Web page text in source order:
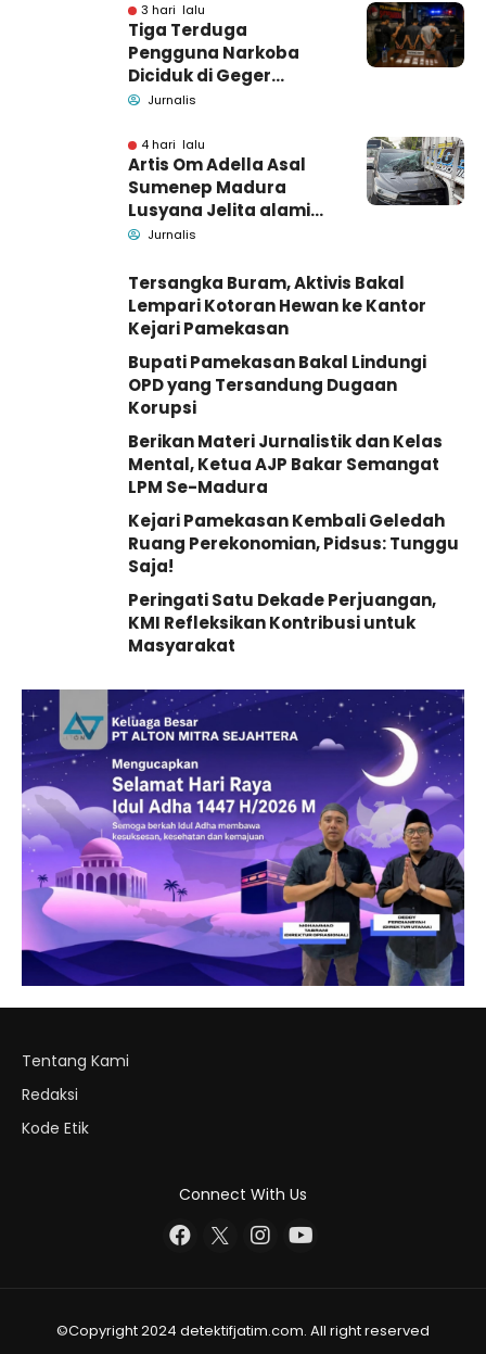
3 hari lalu
Tiga Terduga
Pengguna Narkoba
Diciduk di Geger
Bangkalan, Polisi Masih
Barang Bukti
Jurnalis
4 hari lalu
Artis Om Adella Asal
Sumenep Madura
Lusyana Jelita alami
kecelakaan di Wonogiri
Jurnalis
Tersangka Buram, Aktivis Bakal
Lempari Kotoran Hewan ke Kantor
Kejari Pamekasan
Bupati Pamekasan Bakal Lindungi
OPD yang Tersandung Dugaan
Korupsi
Berikan Materi Jurnalistik dan Kelas
Mental, Ketua AJP Bakar Semangat
LPM Se-Madura
Kejari Pamekasan Kembali Geledah
Ruang Perekonomian, Pidsus: Tunggu
Saja!
Peringati Satu Dekade Perjuangan,
KMI Refleksikan Kontribusi untuk
Masyarakat
Tentang Kami
Redaksi
Kode Etik
Connect With Us
©Copyright 2024 detektifjatim.com. All right reserved